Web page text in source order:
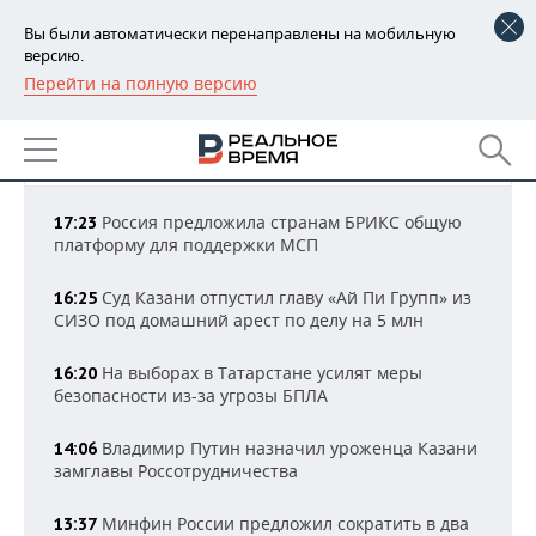
Вы были автоматически перенаправлены на мобильную
версию.
Перейти на полную версию
РЕГИОНЫ
БАШКОРТОСТАН
УДМУРТИЯ
НОВОСТИ
НОВОСТИ АНАЛИТИКИ
ДЕКЛАРАЦИИ О ДОХОДАХ
КОРОЛИ ГОСЗАКАЗА ПФО
КОМУ ПРИНАДЛЕЖАТ
ТОРГОВЫЕ ЦЕНТРЫ
ЭКОНОМИКА
НОВОСТИ ЭКОНОМИКИ
ФИНАНСЫ
БЮДЖЕТ
ИНВЕСТИЦИИ
ПРОМЫШЛЕННОСТЬ
НОВОСТИ
ПРОМЫШЛЕННОСТИ
МАШИНОСТРОЕНИЕ
НЕДВИЖИМОСТЬ
НОВОСТИ АВТО
БИЗНЕС
НОВОСТИ БИЗНЕСА
ТЕХНОЛОГИИ
17:26 МСК Все новости
17:23 Россия предложила странам БРИКС общую
платформу для поддержки МСП
16:25 Суд Казани отпустил главу «Ай Пи Групп» из
СИЗО под домашний арест по делу на 5 млн
16:20 На выборах в Татарстане усилят меры
безопасности из-за угрозы БПЛА
14:06 Владимир Путин назначил уроженца Казани
замглавы Россотрудничества
13:37 Минфин России предложил сократить в два